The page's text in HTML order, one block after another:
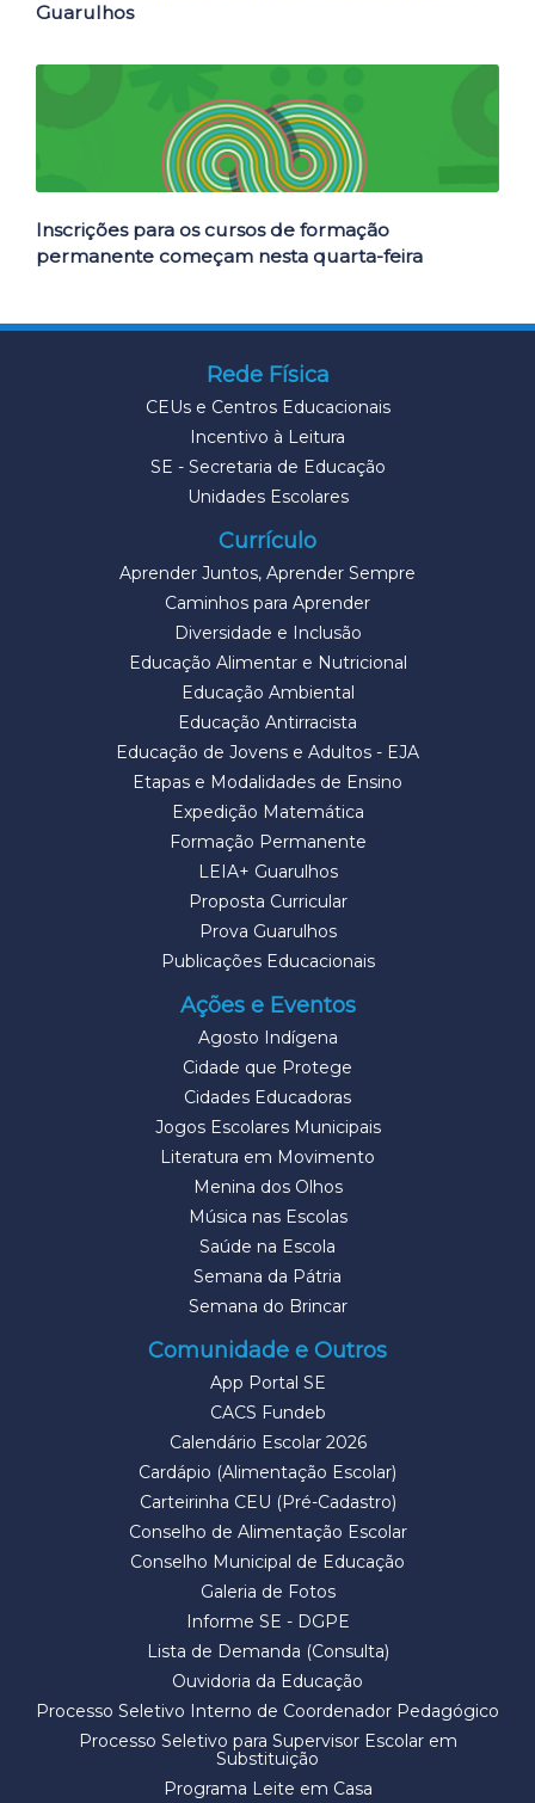
Guarulhos
Inscrições para os cursos de formação
permanente começam nesta quarta-feira
Rede Física
CEUs e Centros Educacionais
Incentivo à Leitura
SE - Secretaria de Educação
Unidades Escolares
Currículo
Aprender Juntos, Aprender Sempre
Caminhos para Aprender
Diversidade e Inclusão
Educação Alimentar e Nutricional
Educação Ambiental
Educação Antirracista
Educação de Jovens e Adultos - EJA
Etapas e Modalidades de Ensino
Expedição Matemática
Formação Permanente
LEIA+ Guarulhos
Proposta Curricular
Prova Guarulhos
Publicações Educacionais
Ações e Eventos
Agosto Indígena
Cidade que Protege
Cidades Educadoras
Jogos Escolares Municipais
Literatura em Movimento
Menina dos Olhos
Música nas Escolas
Saúde na Escola
Semana da Pátria
Semana do Brincar
Comunidade e Outros
App Portal SE
CACS Fundeb
Calendário Escolar 2026
Cardápio (Alimentação Escolar)
Carteirinha CEU (Pré-Cadastro)
Conselho de Alimentação Escolar
Conselho Municipal de Educação
Galeria de Fotos
Informe SE - DGPE
Lista de Demanda (Consulta)
Ouvidoria da Educação
Processo Seletivo Interno de Coordenador Pedagógico
Processo Seletivo para Supervisor Escolar em
Substituição
Programa Leite em Casa